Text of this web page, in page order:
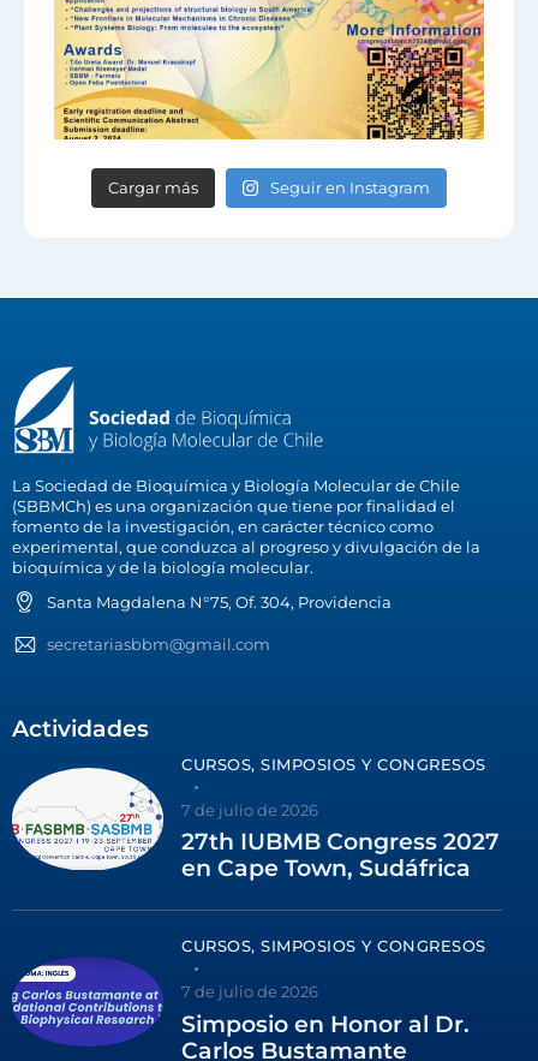
Cargar más Seguir en Instagram
La Sociedad de Bioquímica y Biología Molecular de Chile
(SBBMCh) es una organización que tiene por finalidad el
fomento de la investigación, en carácter técnico como
experimental, que conduzca al progreso y divulgación de la
bioquímica y de la biología molecular.
Santa Magdalena N°75, Of. 304, Providencia
secretariasbbm@gmail.com
Actividades
CURSOS, SIMPOSIOS Y CONGRESOS
7 de julio de 2026
27th IUBMB Congress 2027
en Cape Town, Sudáfrica
CURSOS, SIMPOSIOS Y CONGRESOS
7 de julio de 2026
Simposio en Honor al Dr.
Carlos Bustamante